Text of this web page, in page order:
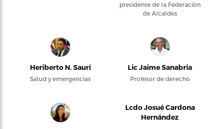
presidente de la Federación
de Alcaldes
Heriberto N. Saurí
Salud y emergencias
Lic Jaime Sanabria
Profesor de derecho
Lcdo Josué Cardona
Hernández